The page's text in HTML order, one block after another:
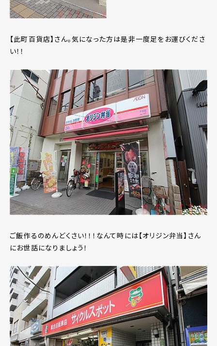
【此町百貨店】さん。気になった方は是非一度足をお運びくださ
い！！
ご飯作るのめんどくさい！！！なんて時には【オリジン弁当】さん
にお世話になりましょう！